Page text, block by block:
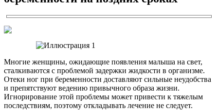
Многие женщины, ожидающие появления малыша на свет,
сталкиваются с проблемой задержки жидкости в организме.
Отеки ног при беременности доставляют сильные неудобства
и препятствуют ведению привычного образа жизни.
Игнорирование этой проблемы может привести к тяжелым
последствиям, поэтому откладывать лечение не следует.